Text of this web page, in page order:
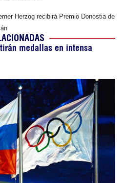
Herzog recibirá Premio Donostia de
medallas en intensa